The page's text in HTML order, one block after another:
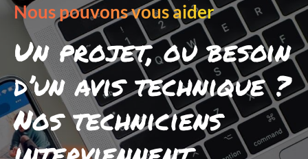
Nous pouvons vous aider
Un projet, ou besoin
d’un avis technique ?
Nos techniciens